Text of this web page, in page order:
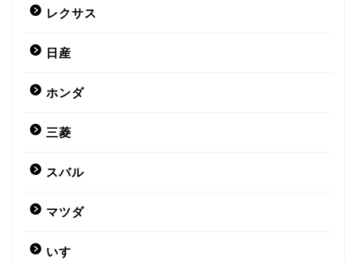
レクサス
日産
ホンダ
三菱
スバル
マツダ
いすゞ